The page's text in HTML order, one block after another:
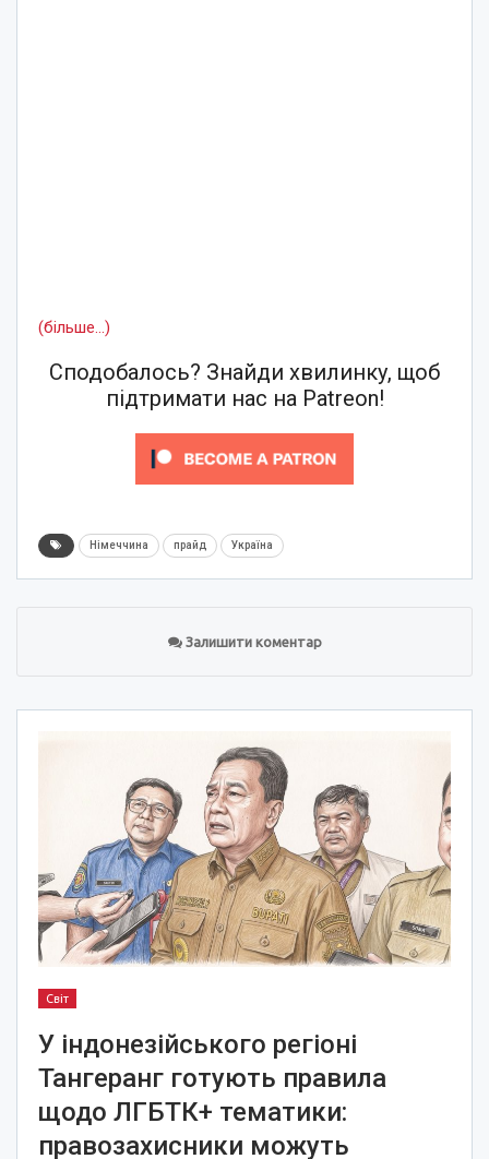
(більше…)
Сподобалось? Знайди хвилинку, щоб
підтримати нас на Patreon!
Німеччина прайд Україна
Залишити коментар
Світ
У індонезійського регіоні
Тангеранг готують правила
щодо ЛГБТК+ тематики:
правозахисники можуть